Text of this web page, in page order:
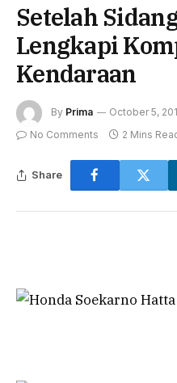
Setelah
Lengkapi
Kendaraan
By Prima October 5,
No Comments 2 Mins
Share